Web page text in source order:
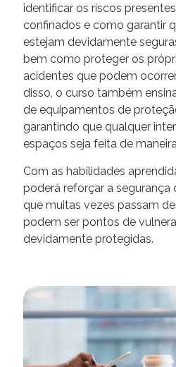
identificar os riscos
confinados e como garantir
estejam devidamente
bem como proteger os
acidentes que podem
disso, o curso também
de equipamentos de
garantindo que qualquer
espaços seja feita de
Com as habilidades
poderá reforçar a segurança
que muitas vezes passam
podem ser pontos de
devidamente protegidas.